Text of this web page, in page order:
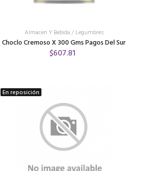
Almacen Y Bebida / Legumbres
Choclo Cremoso X 300 Gms Pagos Del Sur
$607.81
En reposición